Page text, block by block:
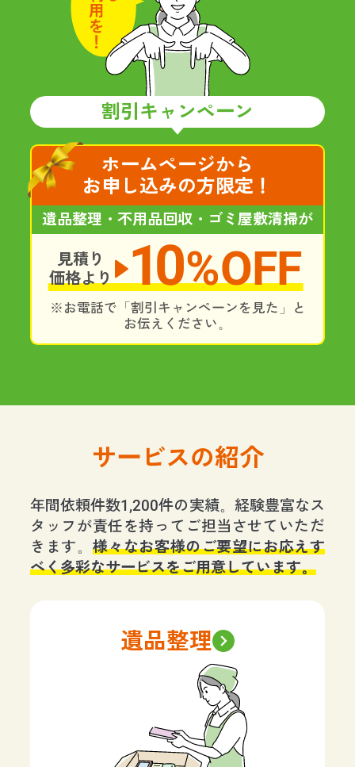
割引キャンペーン
ホームページから
お申し込みの方限定！
遺品整理・不用品回収・ゴミ屋敷清掃が
見積り
価格より
10%OFF
※お電話で「割引キャンペーンを見た」と
お伝えください。
サービスの紹介
年間依頼件数1,200件の実績。経験豊富なス
タッフが責任を持ってご担当させていただ
きます。 様々なお客様のご要望にお応えす
べく多彩なサービスをご用意しています。
遺品整理